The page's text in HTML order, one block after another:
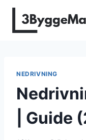
Fortsæt
indhold
NEDRIVNING
| Guide